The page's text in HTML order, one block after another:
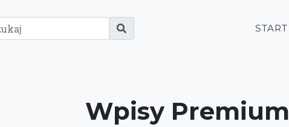
START
Wpisy Premium